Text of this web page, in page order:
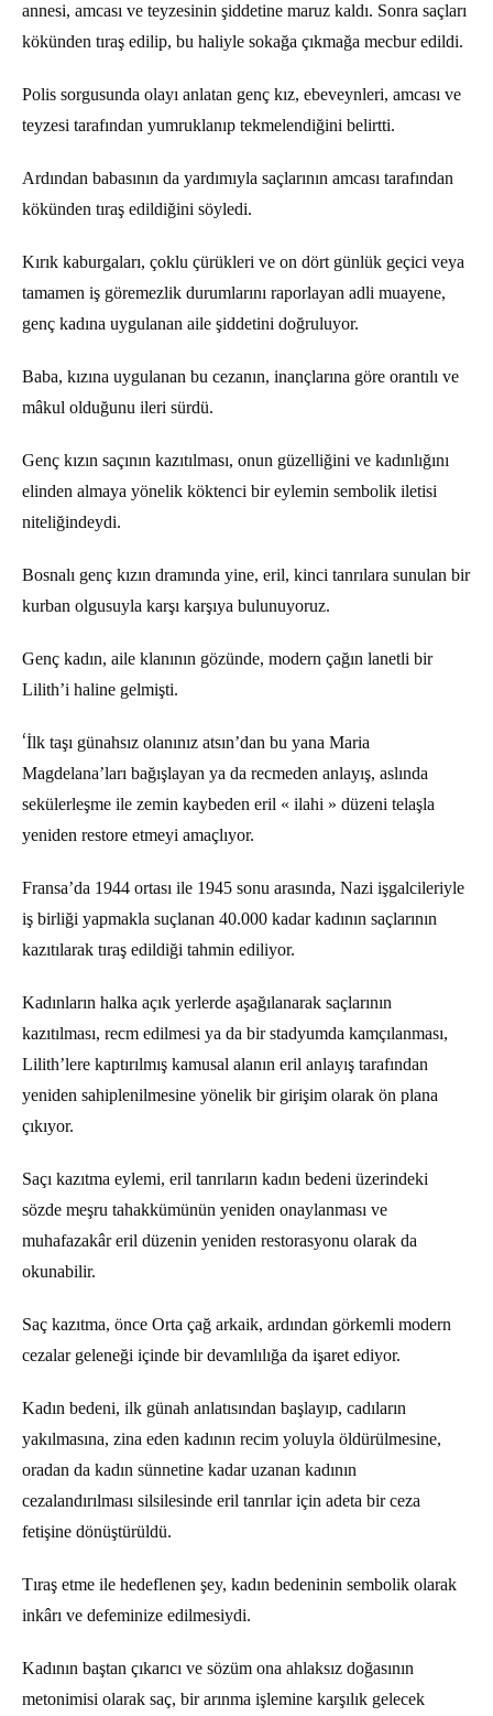
annesi, amcası ve teyzesinin şiddetine maruz kaldı. Sonra saçları
kökünden tıraş edilip, bu haliyle sokağa çıkmağa mecbur edildi.
Polis sorgusunda olayı anlatan genç kız, ebeveynleri, amcası ve
teyzesi tarafından yumruklanıp tekmelendiğini belirtti.
Ardından babasının da yardımıyla saçlarının amcası tarafından
kökünden tıraş edildiğini söyledi.
Kırık kaburgaları, çoklu çürükleri ve on dört günlük geçici veya
tamamen iş göremezlik durumlarını raporlayan adli muayene,
genç kadına uygulanan aile şiddetini doğruluyor.
Baba, kızına uygulanan bu cezanın, inançlarına göre orantılı ve
mâkul olduğunu ileri sürdü.
Genç kızın saçının kazıtılması, onun güzelliğini ve kadınlığını
elinden almaya yönelik köktenci bir eylemin sembolik iletisi
niteliğindeydi.
Bosnalı genç kızın dramında yine, eril, kinci tanrılara sunulan bir
kurban olgusuyla karşı karşıya bulunuyoruz.
Genç kadın, aile klanının gözünde, modern çağın lanetli bir
Lilith’i haline gelmişti.
‘İlk taşı günahsız olanınız atsın’dan bu yana Maria
Magdelana’ları bağışlayan ya da recmeden anlayış, aslında
sekülerleşme ile zemin kaybeden eril « ilahi » düzeni telaşla
yeniden restore etmeyi amaçlıyor.
Fransa’da 1944 ortası ile 1945 sonu arasında, Nazi işgalcileriyle
iş birliği yapmakla suçlanan 40.000 kadar kadının saçlarının
kazıtılarak tıraş edildiği tahmin ediliyor.
Kadınların halka açık yerlerde aşağılanarak saçlarının
kazıtılması, recm edilmesi ya da bir stadyumda kamçılanması,
Lilith’lere kaptırılmış kamusal alanın eril anlayış tarafından
yeniden sahiplenilmesine yönelik bir girişim olarak ön plana
çıkıyor.
Saçı kazıtma eylemi, eril tanrıların kadın bedeni üzerindeki
sözde meşru tahakkümünün yeniden onaylanması ve
muhafazakâr eril düzenin yeniden restorasyonu olarak da
okunabilir.
Saç kazıtma, önce Orta çağ arkaik, ardından görkemli modern
cezalar geleneği içinde bir devamlılığa da işaret ediyor.
Kadın bedeni, ilk günah anlatısından başlayıp, cadıların
yakılmasına, zina eden kadının recim yoluyla öldürülmesine,
oradan da kadın sünnetine kadar uzanan kadının
cezalandırılması silsilesinde eril tanrılar için adeta bir ceza
fetişine dönüştürüldü.
Tıraş etme ile hedeflenen şey, kadın bedeninin sembolik olarak
inkârı ve defeminize edilmesiydi.
Kadının baştan çıkarıcı ve sözüm ona ahlaksız doğasının
metonimisi olarak saç, bir arınma işlemine karşılık gelecek